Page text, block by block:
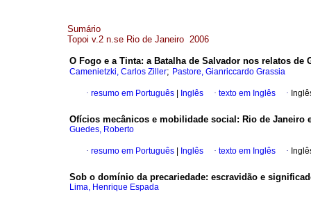
Sumário
Topoi v.2 n.se Rio de Janeiro 2006
O Fogo e a Tinta: a Batalha de Salvador nos relatos de
Camenietzki, Carlos Ziller; Pastore, Gianriccardo Grassia
· resumo em Português Inglês · texto em Inglês ·
Ofícios mecânicos e mobilidade social : Rio de Janeiro
Guedes, Roberto
· resumo em Português Inglês · texto em Inglês ·
Sob o domínio da precariedade: escravidão e
Lima, Henrique Espada